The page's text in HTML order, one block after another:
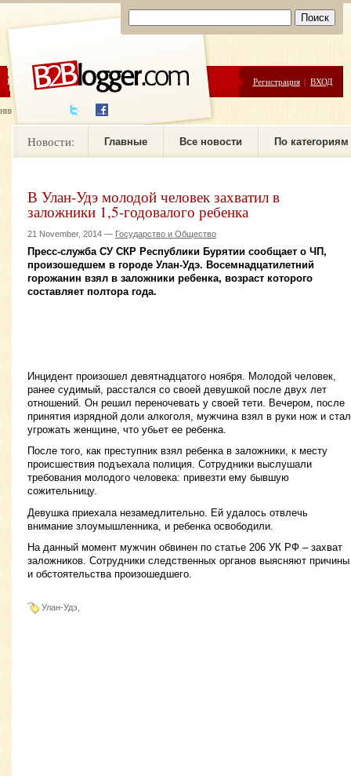
ЦЕНЫ ПОМОЩЬ Регистрация | ВХОД
новостей
Новости: Главные Все новости По категориям
В Улан-Удэ молодой человек захватил в
заложники 1,5-годовалого ребенка
21 November, 2014 — Государство и Общество
Пресс-служба СУ СКР Республики Бурятии сообщает о ЧП,
произошедшем в городе Улан-Удэ. Восемнадцатилетний
горожанин взял в заложники ребенка, возраст которого
составляет полтора года.
Инцидент произошел девятнадцатого ноября. Молодой человек,
ранее судимый, расстался со своей девушкой после двух лет
отношений. Он решил переночевать у своей тети. Вечером, после
принятия изрядной доли алкоголя, мужчина взял в руки нож и стал
угрожать женщине, что убьет ее ребенка.
После того, как преступник взял ребенка в заложники, к месту
происшествия подъехала полиция. Сотрудники выслушали
требования молодого человека: привезти ему бывшую
сожительницу.
Девушка приехала незамедлительно. Ей удалось отвлечь
внимание злоумышленника, и ребенка освободили.
На данный момент мужчин обвинен по статье 206 УК РФ – захват
заложников. Сотрудники следственных органов выясняют причины
и обстоятельства произошедшего.
Улан-Удэ,